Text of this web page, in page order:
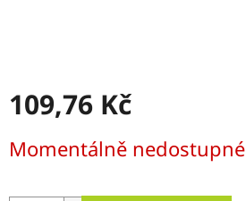
109,76 Kč
cena:
Momentálně nedostupné